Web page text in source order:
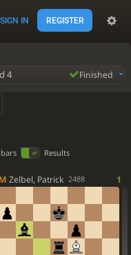
SIGN IN REGISTER
4 Finished
Results
Zelbel, Patrick 2488 1